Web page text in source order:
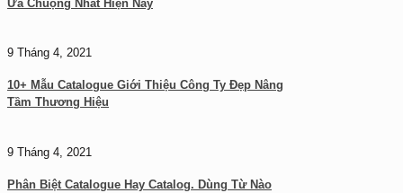
Ưa Chuộng Nhất Hiện Nay
9 Tháng 4, 2021
10+ Mẫu Catalogue Giới Thiệu Công Ty Đẹp Nâng
Tầm Thương Hiệu
9 Tháng 4, 2021
Phân Biệt Catalogue Hay Catalog. Dùng Từ Nào